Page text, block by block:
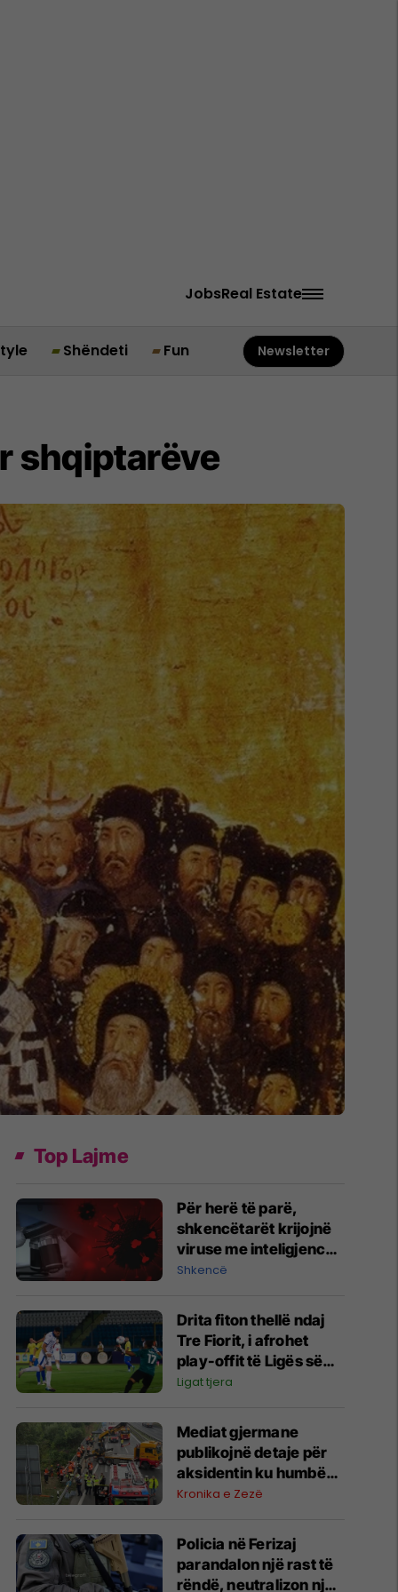
JobsReal Estate
Shëndeti Fun Newsletter
shqiptarëve
Top Lajme
Për herë të parë,
shkencëtarët krijojnë
viruse me inteligjencë
artificiale
Shkencë
Drita fiton thellë ndaj
Tre Fiorit, i afrohet
play-offit të Ligës së
Konferencës
Ligat tjera
Mediat gjermane
publikojnë detaje për
aksidentin ku humbën
jetën tre mërgimtarë
Ferizajt
Kronika e Zezë
Policia në Ferizaj
parandalon një rast të
rëndë, neutralizon një